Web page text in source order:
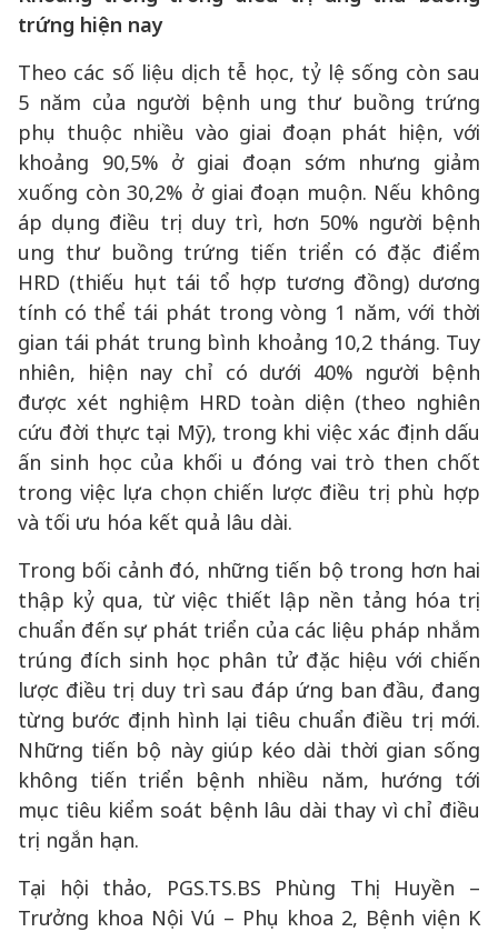
trứng hiện nay
Theo các số liệu dịch tễ học, tỷ lệ sống còn sau
5 năm của người bệnh ung thư buồng trứng
phụ thuộc nhiều vào giai đoạn phát hiện, với
khoảng 90,5% ở giai đoạn sớm nhưng giảm
xuống còn 30,2% ở giai đoạn muộn. Nếu không
áp dụng điều trị duy trì, hơn 50% người bệnh
ung thư buồng trứng tiến triển có đặc điểm
HRD (thiếu hụt tái tổ hợp tương đồng) dương
tính có thể tái phát trong vòng 1 năm, với thời
gian tái phát trung bình khoảng 10,2 tháng. Tuy
nhiên, hiện nay chỉ có dưới 40% người bệnh
được xét nghiệm HRD toàn diện (theo nghiên
cứu đời thực tại Mỹ), trong khi việc xác định dấu
ấn sinh học của khối u đóng vai trò then chốt
trong việc lựa chọn chiến lược điều trị phù hợp
và tối ưu hóa kết quả lâu dài.
Trong bối cảnh đó, những tiến bộ trong hơn hai
thập kỷ qua, từ việc thiết lập nền tảng hóa trị
chuẩn đến sự phát triển của các liệu pháp nhắm
trúng đích sinh học phân tử đặc hiệu với chiến
lược điều trị duy trì sau đáp ứng ban đầu, đang
từng bước định hình lại tiêu chuẩn điều trị mới.
Những tiến bộ này giúp kéo dài thời gian sống
không tiến triển bệnh nhiều năm, hướng tới
mục tiêu kiểm soát bệnh lâu dài thay vì chỉ điều
trị ngắn hạn.
Tại hội thảo, PGS.TS.BS Phùng Thị Huyền –
Trưởng khoa Nội Vú – Phụ khoa 2, Bệnh viện K